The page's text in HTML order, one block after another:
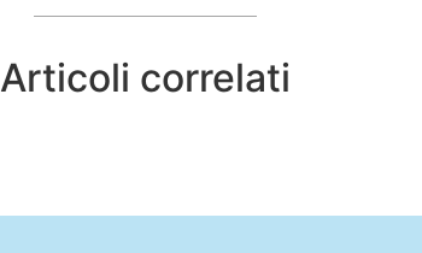
Articoli correlati